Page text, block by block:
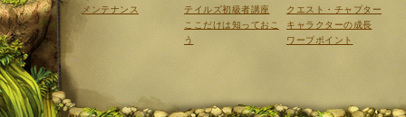
メンテナンス
テイルズ初級者講座
ここだけは知っておこ
う
クエスト・チャプター
キャラクターの成長
ワープポイント